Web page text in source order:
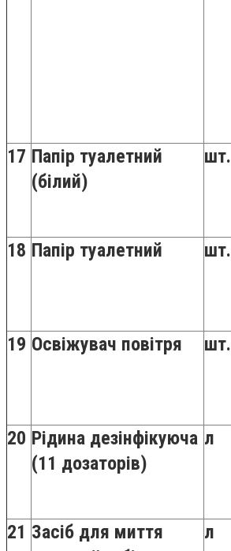
17 Папір туалетний
(білий)
шт.
18 Папір туалетний шт.
19 Освіжувач повітря шт.
20 Рідина дезінфікуюча
(11 дозаторів)
л
21 Засіб для миття
л